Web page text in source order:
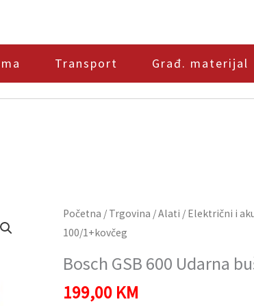
Transport Građ. materijal
Početna / Trgovina /Alati / Električni i
100/1+kovčeg
Bosch GSB 600 Udarna
199,00 KM